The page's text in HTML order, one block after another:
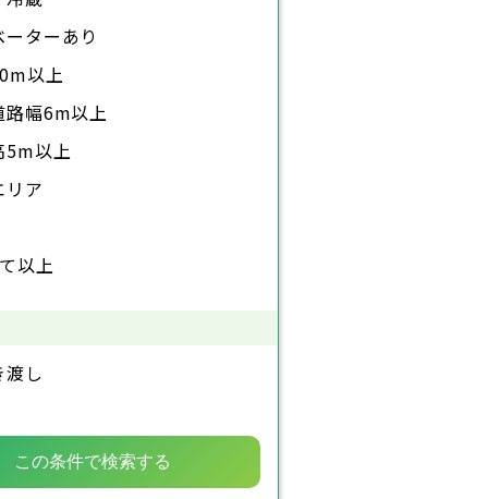
ターあり
以上
路幅6m以上
5m以上
リア
以上
し